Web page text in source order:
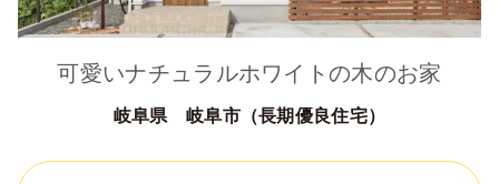
可愛いナチュラルホワイトの木のお家
岐阜県 岐阜市（長期優良住宅）